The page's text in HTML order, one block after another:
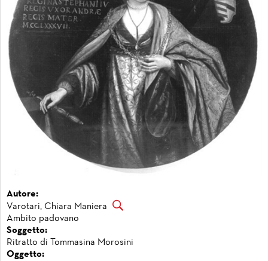
Autore:
Varotari, Chiara Maniera
Ambito padovano
Soggetto:
Ritratto di Tommasina Morosini
Oggetto: